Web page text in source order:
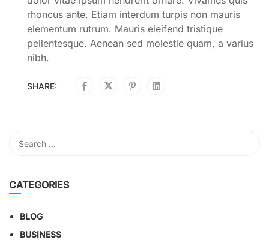
rhoncus ante. Etiam interdum turpis non mauris
elementum rutrum. Mauris eleifend tristique
pellentesque. Aenean sed molestie quam, a varius
nibh.
SHARE:
CATEGORIES
BLOG
BUSINESS